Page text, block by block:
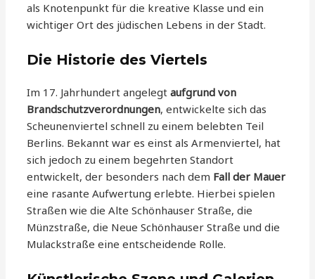
als Knotenpunkt für die kreative Klasse und ein
wichtiger Ort des jüdischen Lebens in der Stadt.
Die Historie des Viertels
Im 17. Jahrhundert angelegtaufgrund von
Brandschutzverordnungen, entwickelte sich das
Scheunenviertel schnell zu einem belebten Teil
Berlins. Bekannt war es einst als Armenviertel, hat
sich jedoch zu einem begehrten Standort
entwickelt, der besonders nach dem Fall der Mauer
eine rasante Aufwertung erlebte. Hierbei spielen
Straßen wie die Alte Schönhauser Straße, die
Münzstraße, die Neue Schönhauser Straße und die
Mulackstraße eine entscheidende Rolle.